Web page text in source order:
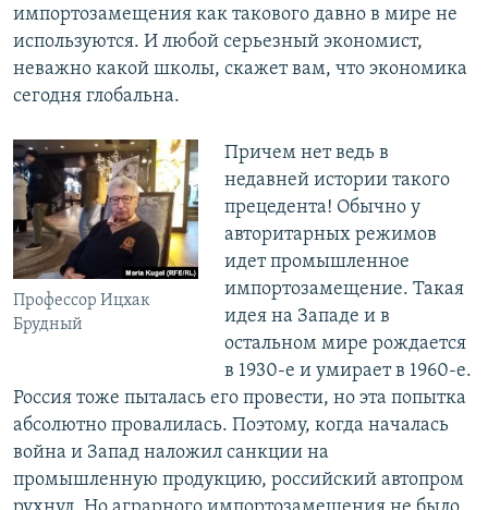
импортозамещения как такового давно в мире не
используются. И любой серьезный экономист,
неважно какой школы, скажет вам, что экономика
сегодня глобальна.
Профессор Ицхак
Брудный
Причем нет ведь в
недавней истории такого
прецедента! Обычно у
авторитарных режимов
идет промышленное
импортозамещение. Такая
идея на Западе и в
остальном мире рождается
в 1930-е и умирает в 1960-е.
Россия тоже пыталась его провести, но эта попытка
абсолютно провалилась. Поэтому, когда началась
война и Запад наложил санкции на
промышленную продукцию, российский автопром